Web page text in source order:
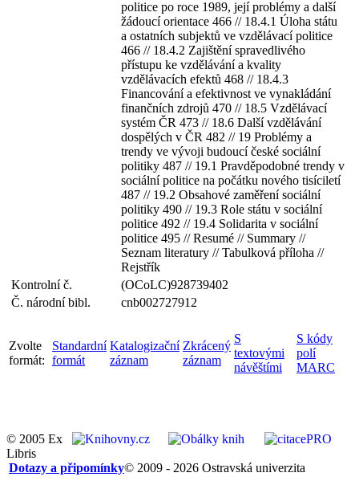
politice po roce 1989, její problémy a další
žádoucí orientace 466 // 18.4.1 Úloha státu
a ostatních subjektů ve vzdělávací politice
466 // 18.4.2 Zajištění spravedlivého
přístupu ke vzdělávání a kvality
vzdělávacích efektů 468 // 18.4.3
Financování a efektivnost ve vynakládání
finančních zdrojů 470 // 18.5 Vzdělávací
systém ČR 473 // 18.6 Další vzdělávání
dospělých v ČR 482 // 19 Problémy a
trendy ve vývoji budoucí české sociální
politiky 487 // 19.1 Pravděpodobné trendy v
sociální politice na počátku nového tisíciletí
487 // 19.2 Obsahové zaměření sociální
politiky 490 // 19.3 Role státu v sociální
politice 492 // 19.4 Solidarita v sociální
politice 495 // Resumé // Summary //
Seznam literatury // Tabulková příloha //
Rejstřík
Kontrolní č.
(OCoLC)928739402
Č. národní bibl.
cnb002727912
Zvolte
formát:
Standardní
formát
Katalogizační
záznam
Zkrácený
záznam
S
textovými
návěštími
S kódy
polí
MARC
© 2005 Ex
Libris
© 2009 - 2026 Ostravská univerzita
Dotazy a připomínky